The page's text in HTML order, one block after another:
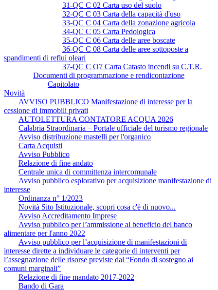
31-QC C 02 Carta uso del suolo
32-QC C 03 Carta della capacità d'uso
33-QC C 04 Carta della zonazione agricola
34-QC C 05 Carta Pedologica
35-QC C 06 Carta delle aree boscate
36-QC C 08 Carta delle aree sottoposte a
spandimenti di reflui oleari
37-QC C O7 Carta Catasto incendi su C.T.R.
Documenti di programmazione e rendicontazione
Capitolato
Novità
AVVISO PUBBLICO Manifestazione di interesse per la
cessione di immobili privati
AUTOLETTURA CONTATORE ACQUA 2026
Calabria Straordinaria – Portale ufficiale del turismo regionale
Avviso distribuzione mastelli per l'organico
Carta Acquisti
Avviso Pubblico
Relazione di fine andato
Centrale unica di committenza intercomunale
Avviso pubblico esplorativo per acquisizione manifestazione di
interesse
Ordinanza n° 1/2023
Novità Sito Istituzionale, scopri cosa c'è di nuovo...
Avviso Accreditamento Imprese
Avviso pubblico per l’ammissione al beneficio del banco
alimentare per l'anno 2022
Avviso pubblico per l’acquisizione di manifestazioni di
interesse dirette a individuare le categorie di interventi per
l’assegnazione delle risorse previste dal “Fondo di sostegno ai
comuni marginali”
Relazione di fine mandato 2017-2022
Bando di Gara